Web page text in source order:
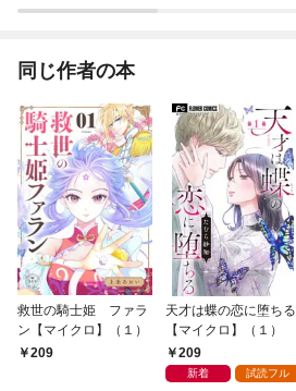
同じ作者の本
救世の騎士姫 ファラ
ン【マイクロ】（１）
209
天才は蝶の恋に堕ちる
【マイクロ】（１）
209
新着 試読フル